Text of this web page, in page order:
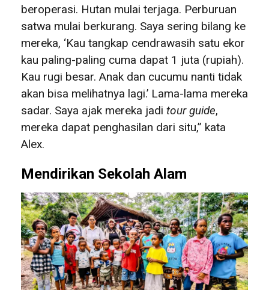
beroperasi. Hutan mulai terjaga. Perburuan
satwa mulai berkurang. Saya sering bilang ke
mereka, ‘Kau tangkap cendrawasih satu ekor
kau paling-paling cuma dapat 1 juta (rupiah).
Kau rugi besar. Anak dan cucumu nanti tidak
akan bisa melihatnya lagi.’ Lama-lama mereka
sadar. Saya ajak mereka jadi tour guide,
mereka dapat penghasilan dari situ,” kata
Alex.
Mendirikan Sekolah Alam